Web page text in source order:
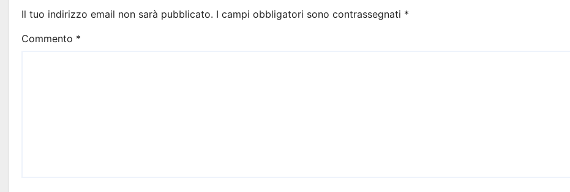
Il tuo indirizzo email non sarà pubblicato. I campi obbligatori sono contrassegnati *
Commento *